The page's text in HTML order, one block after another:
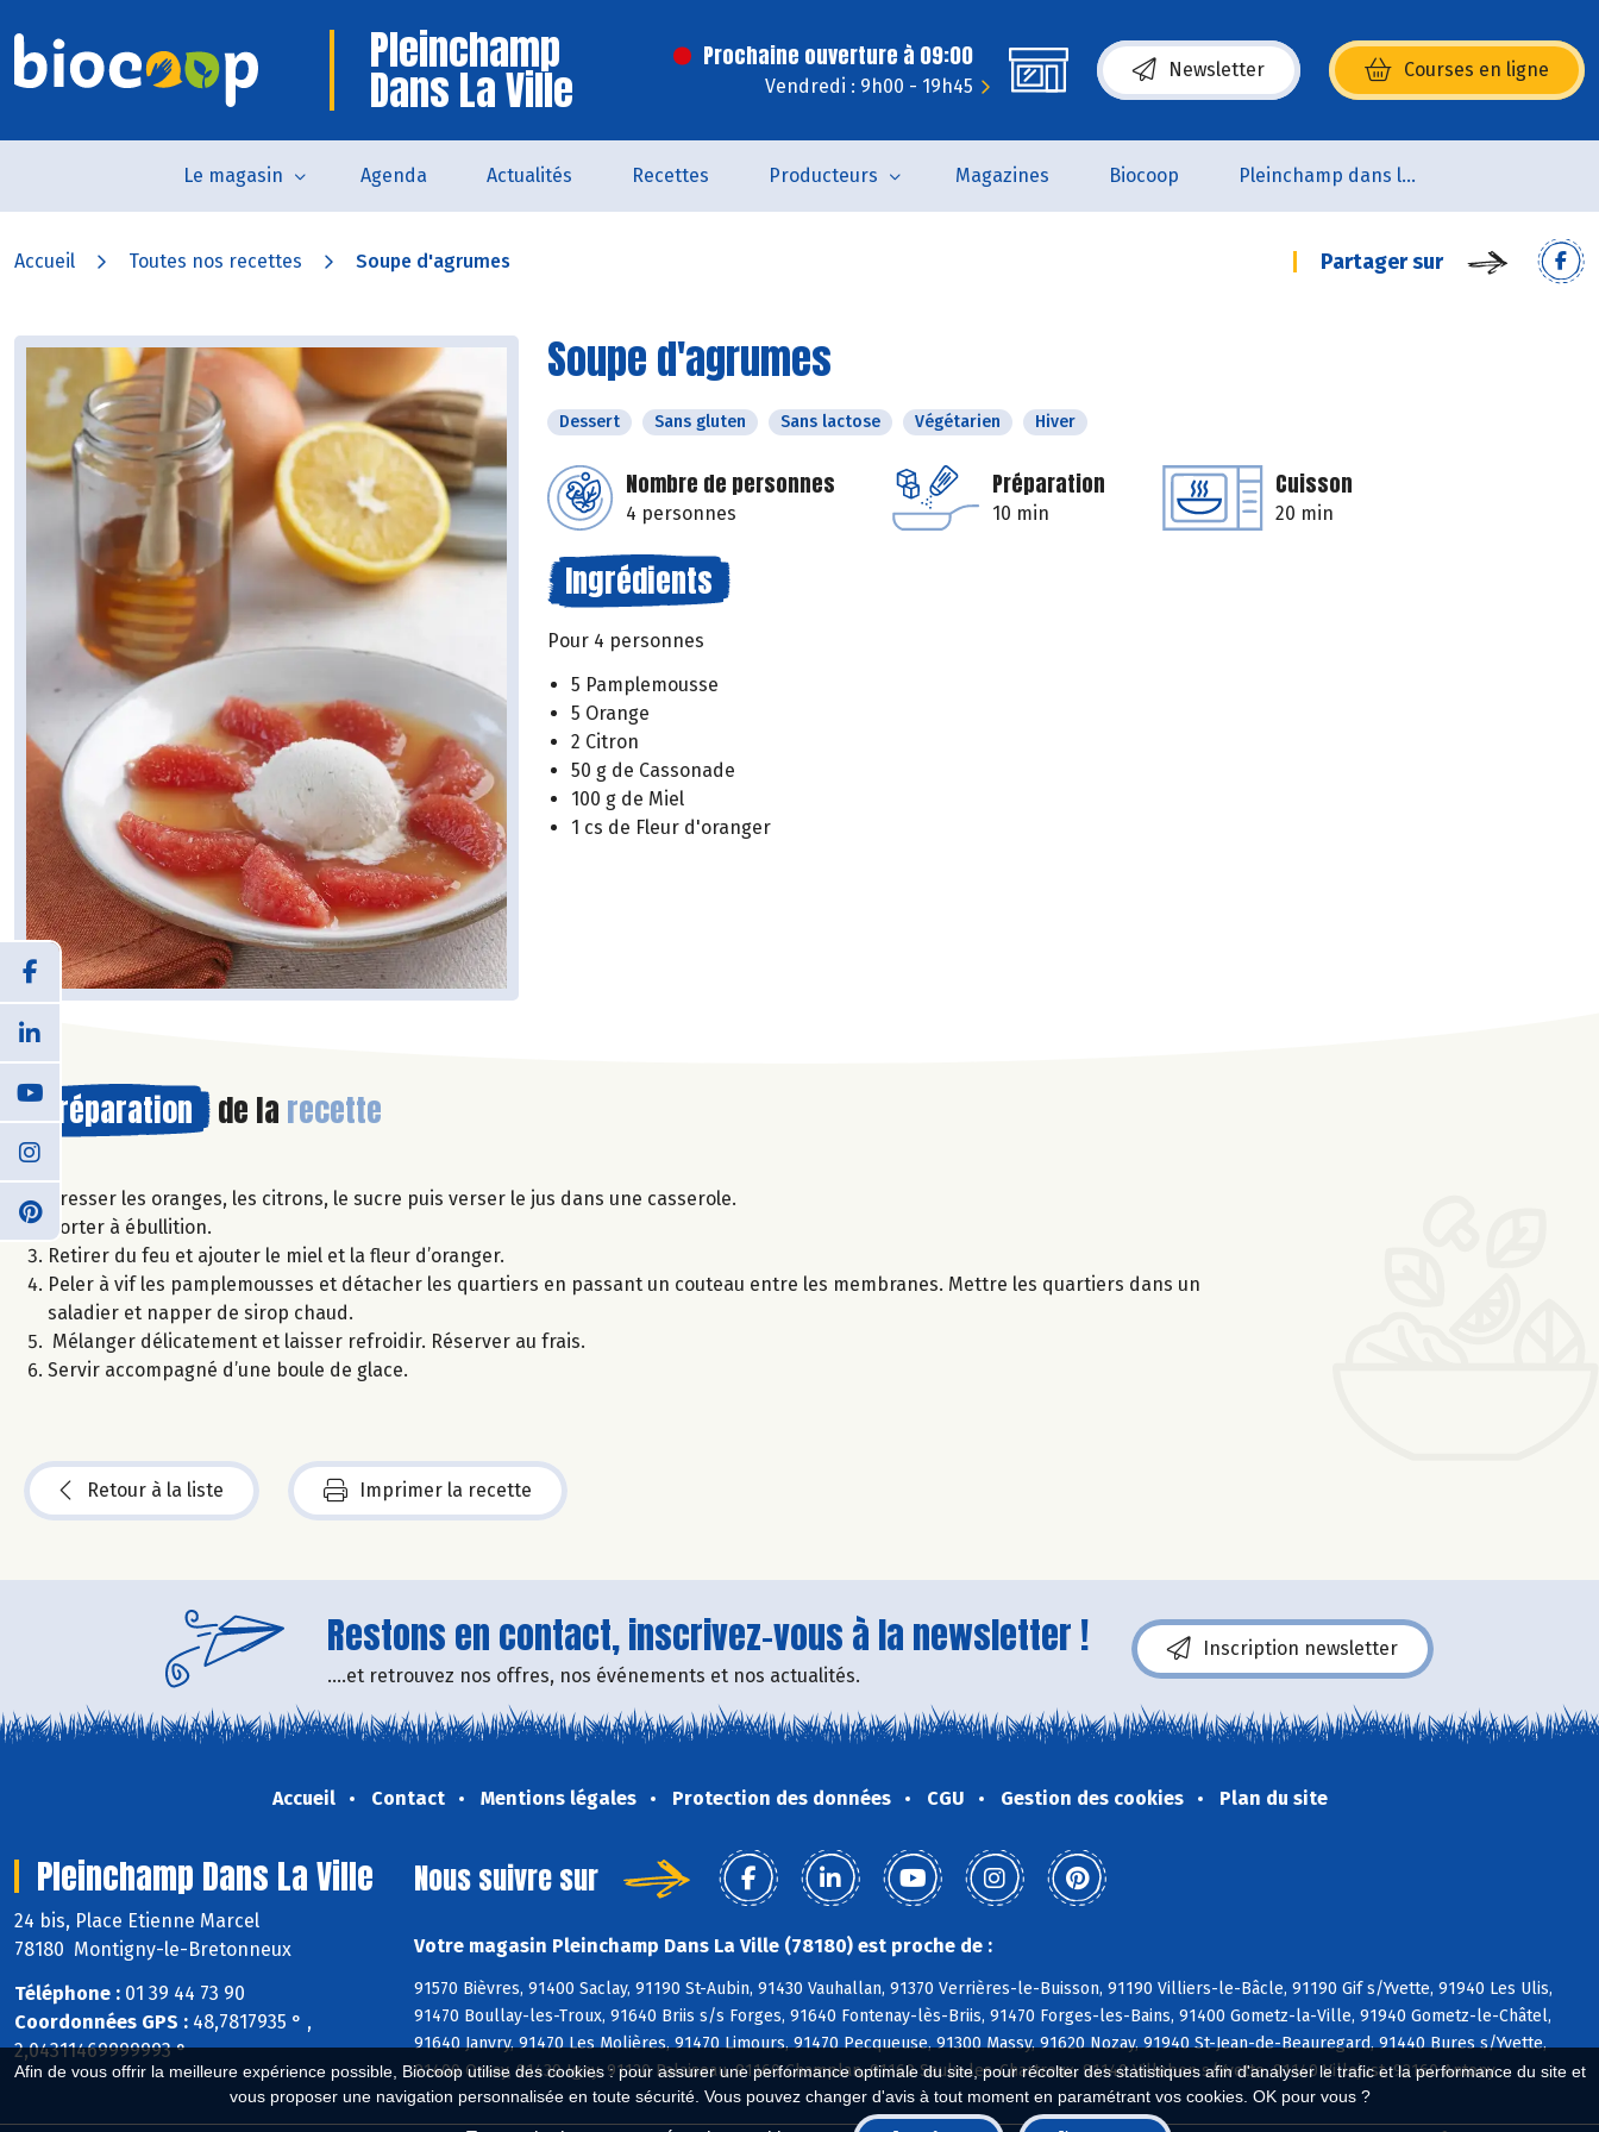
Afin de vous offrir la meilleure expérience possible, Biocoop utilise des cookies : pour assurer une performance optimale du site, pour récolter des statistiques afin d'analyser le trafic et la performance du site et
vous proposer une navigation personnalisée en toute sécurité. Vous pouvez changer d'avis à tout moment en paramétrant vos cookies. OK pour vous ?
Pleinchamp
Dans La Ville
Prochaine ouverture à 09:00
Vendredi : 9h00 - 19h45
Newsletter Courses en ligne
(s’ouvre dans une nouvelle fenêtre)
Le magasin Agenda Actualités Recettes Producteurs Magazines Biocoop Pleinchamp dans la Ville
Accueil Toutes nos recettes Soupe d'agrumes Partager sur
Soupe d'agrumes
Dessert Sans gluten Sans lactose Végétarien Hiver
Nombre de personnes
4 personnes
Préparation
10 min
Cuisson
20 min
Ingrédients
Pour 4 personnes
5 Pamplemousse
5 Orange
2 Citron
50 g de Cassonade
100 g de Miel
1 cs de Fleur d'oranger
Préparation de la recette
Presser les oranges, les citrons, le sucre puis verser le jus dans une casserole.
Porter à ébullition.
Retirer du feu et ajouter le miel et la fleur d’oranger.
Peler à vif les pamplemousses et détacher les quartiers en passant un couteau entre les membranes. Mettre les quartiers dans un
saladier et napper de sirop chaud.
Mélanger délicatement et laisser refroidir. Réserver au frais.
Servir accompagné d’une boule de glace.
Retour à la liste Imprimer la recette
Restons en contact, inscrivez-vous à la newsletter !
....et retrouvez nos offres, nos événements et nos actualités.
Inscription newsletter
Accueil Contact Mentions légales Protection des données CGU Gestion des cookies Plan du site
Pleinchamp Dans La Ville
24 bis, Place Etienne Marcel
78180 Montigny-le-Bretonneux
Téléphone : 01 39 44 73 90
Coordonnées GPS : 48,7817935 ° ,
2,04311469999993 °
Nous suivre sur
Votre magasin Pleinchamp Dans La Ville (78180) est proche de :
91570 Bièvres, 91400 Saclay, 91190 St-Aubin, 91430 Vauhallan, 91370 Verrières-le-Buisson, 91190 Villiers-le-Bâcle, 91190 Gif s/Yvette, 91940 Les Ulis,
91470 Boullay-les-Troux, 91640 Briis s/s Forges, 91640 Fontenay-lès-Briis, 91470 Forges-les-Bains, 91400 Gometz-la-Ville, 91940 Gometz-le-Châtel,
91640 Janvry, 91470 Les Molières, 91470 Limours, 91470 Pecqueuse, 91300 Massy, 91620 Nozay, 91940 St-Jean-de-Beauregard, 91440 Bures s/Yvette,
91400 Orsay, 91430 Igny, 91120 Palaiseau, 91160 Champlan, 91160 Saulx-les-Chartreux, 91140 Villebon s/Yvette, 91140 Villejust, 92160 Antony